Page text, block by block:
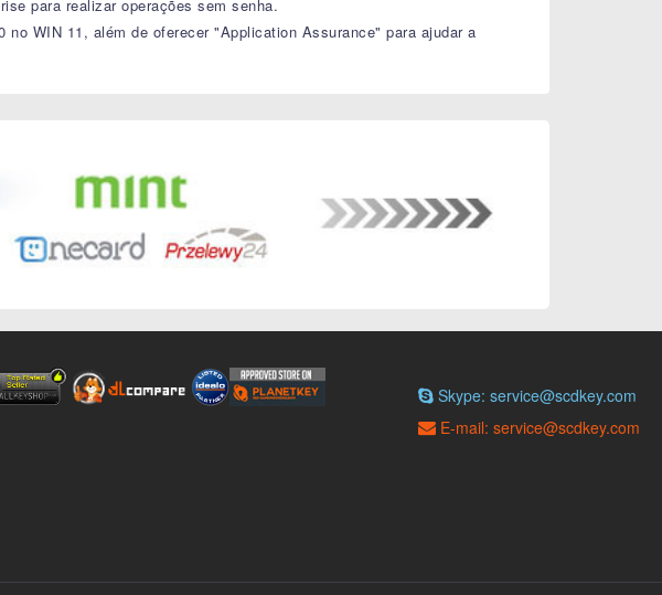
para realizar operações sem senha.
WIN 11, além de oferecer "Application Assurance" para ajudar a
Skype: service@scdkey.com
E-mail: service@scdkey.com